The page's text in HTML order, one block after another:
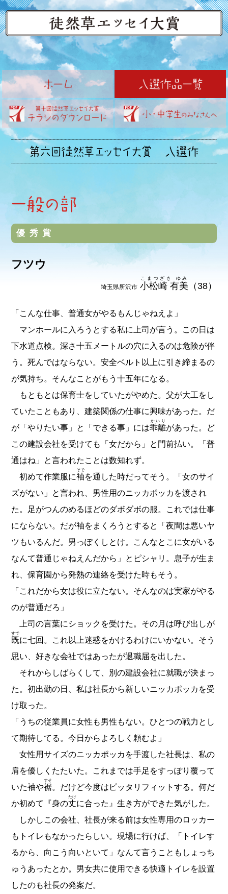
優秀賞
フツウ
埼玉県所沢市 小松崎 有美
こまつざき ゆみ
（38）
「こんな仕事、普通女がやるもんじゃねえよ」
マンホールに入ろうとする私に上司が言う。この日は
下水道点検。深さ十五メートルの穴に入るのは危険が伴
う。死んではならない。安全ベルト以上に引き締まるの
が気持ち。そんなことがもう十五年になる。
もともとは保育士をしていたがやめた。父が大工をし
ていたこともあり、建築関係の仕事に興味があった。だ
が「やりたい事」と「できる事」には乖離
かいり
があった。ど
この建設会社を受けても「女だから」と門前払い。「普
通はね」と言われたことは数知れず。
初めて作業服に袖
そで
を通した時だってそう。「女のサイ
ズがない」と言われ、男性用のニッカポッカを渡され
た。足がつんのめるほどのダボダボの服。これでは仕事
にならない。だが袖をまくろうとすると「夜間は悪いヤ
ツもいるんだ。男っぽくしとけ。こんなとこに女がいる
なんて普通じゃねえんだから」とピシャリ。息子が生ま
れ、保育園から発熱の連絡を受けた時もそう。
「これだから女は役に立たない。そんなのは実家がやる
のが普通だろ」
上司の言葉にショックを受けた。その月は呼び出しが
既
すで
に七回。これ以上迷惑をかけるわけにいかない。そう
思い、好きな会社ではあったが退職届を出した。
それからしばらくして、別の建設会社に就職が決まっ
た。初出勤の日、私は社長から新しいニッカポッカを受
け取った。
「うちの従業員に女性も男性もない。ひとつの戦力とし
て期待してる。今日からよろしく頼むよ」
女性用サイズのニッカポッカを手渡した社長は、私の
肩を優しくたたいた。これまでは手足をすっぽり覆って
いた袖や裾
すそ
。だけど今度はピッタリフィットする。何だ
か初めて『身の丈
たけ
に合った』生き方ができた気がした。
しかしこの会社、社長が来る前は女性専用のロッカー
もトイレもなかったらしい。現場に行けば、「トイレす
るから、向こう向いといて」なんて言うこともしょっち
ゅうあったとか。男女共に使用できる快適トイレを設置
したのも社長の発案だ。